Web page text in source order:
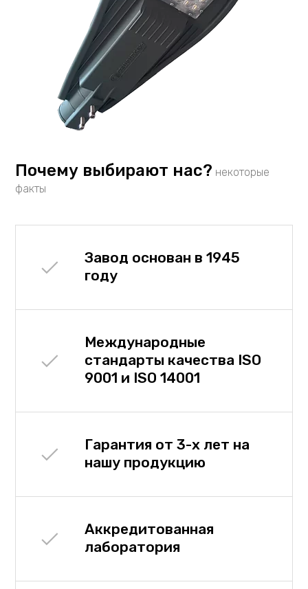
Почему выбирают нас? некоторые
факты
Завод основан в 1945
году
Международные
стандарты качества ISO
9001 и ISO 14001
Гарантия от 3-х лет на
нашу продукцию
Аккредитованная
лаборатория